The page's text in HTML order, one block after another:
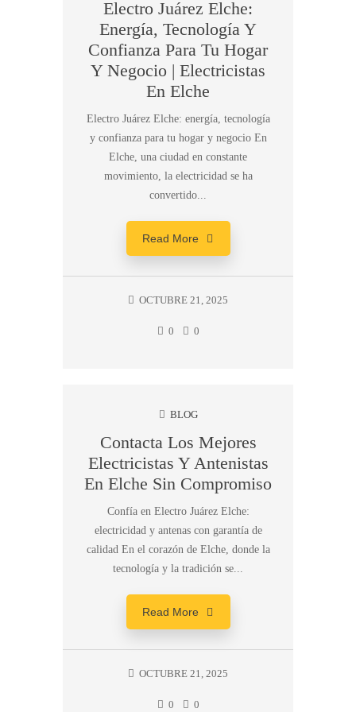
Electro Juárez Elche:
Energía, Tecnología Y
Confianza Para Tu Hogar
Y Negocio | Electricistas
En Elche
Electro Juárez Elche: energía, tecnología
y confianza para tu hogar y negocio En
Elche, una ciudad en constante
movimiento, la electricidad se ha
convertido...
Read More
OCTUBRE 21, 2025
0 0
BLOG
Contacta Los Mejores
Electricistas Y Antenistas
En Elche Sin Compromiso
Confía en Electro Juárez Elche:
electricidad y antenas con garantía de
calidad En el corazón de Elche, donde la
tecnología y la tradición se...
Read More
OCTUBRE 21, 2025
0 0